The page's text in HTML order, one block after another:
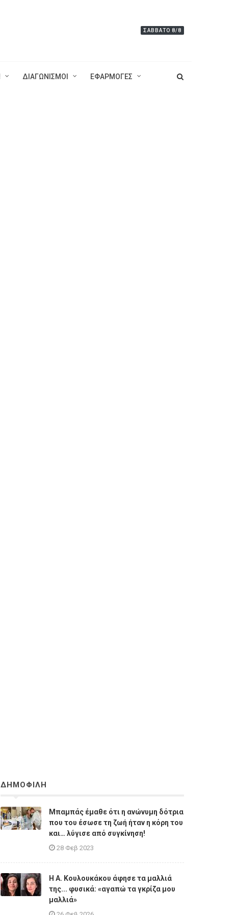
ΣΆΒΒΑΤΟ 8/8
ΔΙΑΓΩΝΙΣΜΟΙ ΕΦΑΡΜΟΓΕΣ
ΔΗΜΟΦΙΛΗ
Μπαμπάς έμαθε ότι η ανώνυμη δότρια
που του έσωσε τη ζωή ήταν η κόρη του
και… λύγισε από συγκίνηση!
28 Φεβ 2023
Η A. Κουλουκάκου άφησε τα μαλλιά
της... φυσικά: «αγαπώ τα γκρίζα μου
μαλλιά»